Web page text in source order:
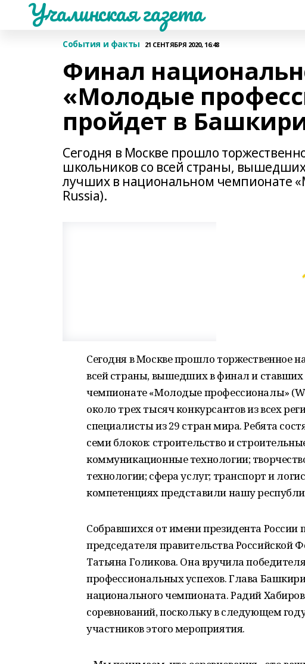
Учалинская газета
События и факты 21 СЕНТЯБРЯ 2020, 16:48
Финал
«Молодые
пройдет в
Сегодня в Москве прошло
школьников со всей страны,
лучших в национальном чемпионате
Russia).
Сегодня в Москве прошло торжественное
всей страны, вышедших в финал и
чемпионате «Молодые профессионалы»
около трех тысяч конкурсантов из всех
специалисты из 29 стран мира. Ребята
семи блоков: строительство и
коммуникационные технологии;
технологии; сфера услуг; транспорт и
компетенциях представили нашу
Собравшихся от имени президента России
председателя правительства
Татьяна Голикова. Она вручила
профессиональных успехов. Глава
национального чемпионата. Радий
соревнований, поскольку в следующем
участников этого мероприятия.